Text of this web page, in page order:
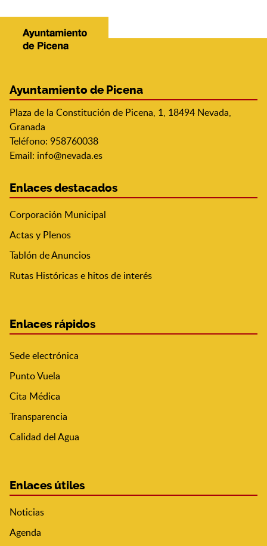
Ayuntamiento de Picena
Plaza de la Constitución de Picena, 1, 18494 Nevada,
Granada
Teléfono: 958760038
Email: info@nevada.es
Enlaces destacados
Corporación Municipal
Actas y Plenos
Tablón de Anuncios
Rutas Históricas e hitos de interés
Enlaces rápidos
Sede electrónica
Punto Vuela
Cita Médica
Transparencia
Calidad del Agua
Enlaces útiles
Noticias
Agenda